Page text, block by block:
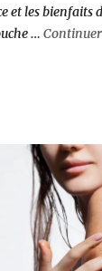
et les bienfaits
…